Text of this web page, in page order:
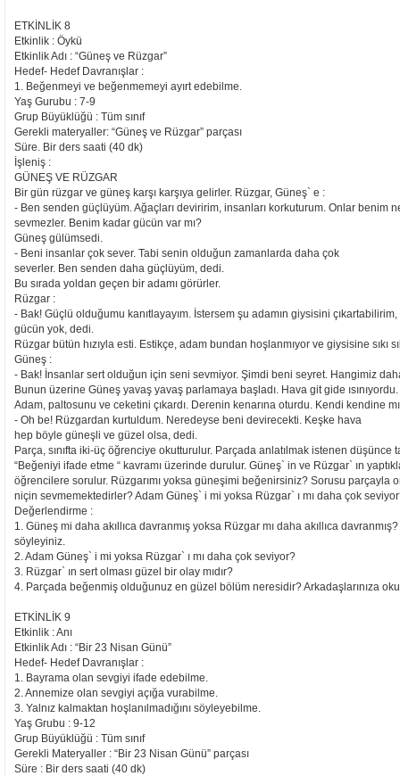
ETKİNLİK 8
Etkinlik : Öykü
Etkinlik Adı : “Güneş ve Rüzgar”
Hedef- Hedef Davranışlar :
1. Beğenmeyi ve beğenmemeyi ayırt edebilme.
Yaş Gurubu : 7-9
Grup Büyüklüğü : Tüm sınıf
Gerekli materyaller: “Güneş ve Rüzgar” parçası
Süre. Bir ders saati (40 dk)
İşleniş :
GÜNEŞ VE RÜZGAR
Bir gün rüzgar ve güneş karşı karşıya gelirler. Rüzgar, Güneş` e :
- Ben senden güçlüyüm. Ağaçları deviririm, insanları korkuturum. Onlar benim
sevmezler. Benim kadar gücün var mı?
Güneş gülümsedi.
- Beni insanlar çok sever. Tabi senin olduğun zamanlarda daha çok
severler. Ben senden daha güçlüyüm, dedi.
Bu sırada yoldan geçen bir adamı görürler.
Rüzgar :
- Bak! Güçlü olduğumu kanıtlayayım. İstersem şu adamın giysisini
gücün yok, dedi.
Rüzgar bütün hızıyla esti. Estikçe, adam bundan hoşlanmıyor ve giysisine sıkı
Güneş :
- Bak! İnsanlar sert olduğun için seni sevmiyor. Şimdi beni seyret. Hangimiz
Bunun üzerine Güneş yavaş yavaş parlamaya başladı. Hava git gide ısınıyordu.
Adam, paltosunu ve ceketini çıkardı. Derenin kenarına oturdu. Kendi kendine
- Oh be! Rüzgardan kurtuldum. Neredeyse beni devirecekti. Keşke hava
hep böyle güneşli ve güzel olsa, dedi.
Parça, sınıfta iki-üç öğrenciye okutturulur. Parçada anlatılmak istenen düşünce
“Beğeniyi ifade etme “ kavramı üzerinde durulur. Güneş` in ve Rüzgar` ın
öğrencilere sorulur. Rüzgarımı yoksa güneşimi beğenirsiniz? Sorusu parçayla
niçin sevmemektedirler? Adam Güneş` i mi yoksa Rüzgar` ı mı daha çok
Değerlendirme :
1. Güneş mi daha akıllıca davranmış yoksa Rüzgar mı daha akıllıca
söyleyiniz.
2. Adam Güneş` i mi yoksa Rüzgar` ı mı daha çok seviyor?
3. Rüzgar` ın sert olması güzel bir olay mıdır?
4. Parçada beğenmiş olduğunuz en güzel bölüm neresidir? Arkadaşlarınıza
ETKİNLİK 9
Etkinlik : Anı
Etkinlik Adı : “Bir 23 Nisan Günü”
Hedef- Hedef Davranışlar :
1. Bayrama olan sevgiyi ifade edebilme.
2. Annemize olan sevgiyi açığa vurabilme.
3. Yalnız kalmaktan hoşlanılmadığını söyleyebilme.
Yaş Grubu : 9-12
Grup Büyüklüğü : Tüm sınıf
Gerekli Materyaller : “Bir 23 Nisan Günü” parçası
Süre : Bir ders saati (40 dk)